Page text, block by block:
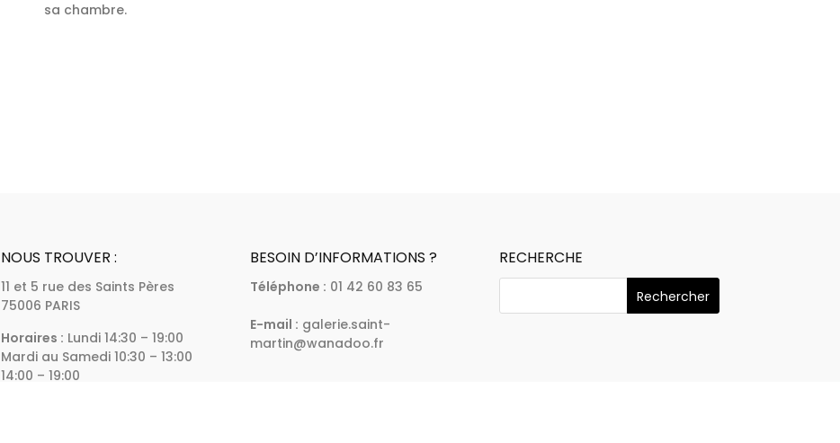
sa chambre.
NOUS TROUVER :
11 et 5 rue des Saints Pères
75006 PARIS
Horaires : Lundi 14:30 – 19:00
Mardi au Samedi 10:30 – 13:00
14:00 – 19:00
BESOIN D’INFORMATIONS ?
Téléphone : 01 42 60 83 65
E-mail : galerie.saint-
martin@wanadoo.fr
RECHERCHE